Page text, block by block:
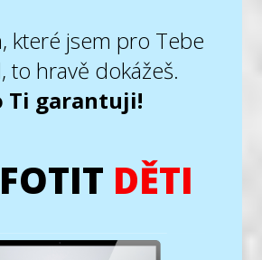
které jsem pro Tebe
to hravě dokážeš.
Ti garantuji!
DĚTI